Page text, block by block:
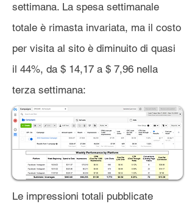
settimana. La spesa settimanale
totale è rimasta invariata, ma il costo
per visita al sito è diminuito di quasi
il 44%, da $ 14,17 a $ 7,96 nella
terza settimana:
Le impressioni totali pubblicate